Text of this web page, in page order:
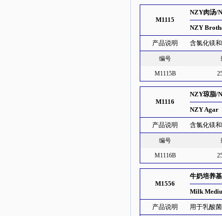
M1115
NZY肉汤/
NZY
产品说明 含氯化镁
编号
M1115B
M1116
NZY琼脂/
NZY Agar
产品说明 含氯化镁
编号
M1116B
M1556
牛奶培养基
Milk
产品说明 用于乳酸